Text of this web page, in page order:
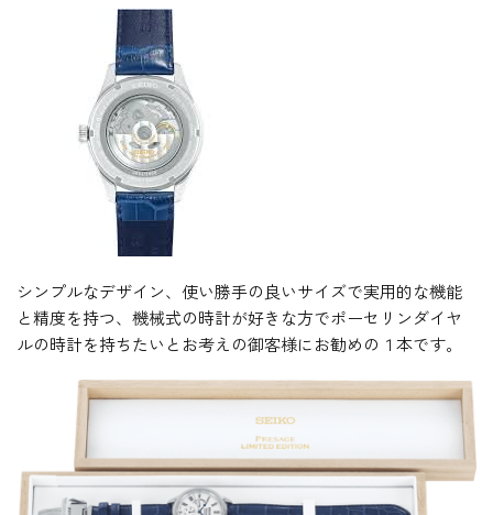
シンプルなデザイン、使い勝手の良いサイズで実用的な機能
と精度を持つ、機械式の時計が好きな方でポーセリンダイヤ
ルの時計を持ちたいとお考えの御客様にお勧めの１本です。